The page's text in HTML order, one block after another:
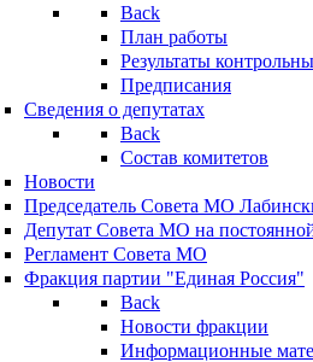
Back
План работы
Результаты
Предписания
Сведения о депутатах
Back
Состав комитетов
Новости
Председатель Совета МО
Депутат Совета МО на
Регламент Совета МО
Фракция партии "Единая Россия"
Back
Новости фракции
Информационные